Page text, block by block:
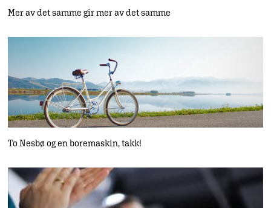
Mer av det samme gir mer av det samme
To Nesbø og en boremaskin, takk!